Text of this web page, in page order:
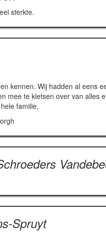
sterkte.
kennen. Wij hadden al eens
mee te kletsen over van alles
familie,
Spruyt